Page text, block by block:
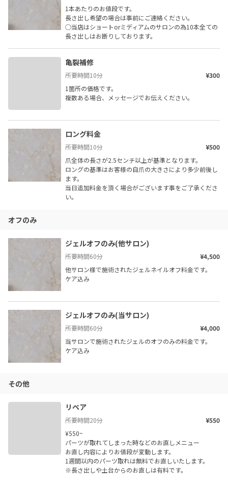
1本あたりのお値段です。
長さ出し希望の場合は事前にご連絡ください。
○当店はショートorミディアムのサロンの為10本全ての
長さ出しはお断りしております。
亀裂補修
所要時間10分
¥300
1箇所の価格です。
複数ある場合、メッセージでお伝えください。
ロング料金
所要時間10分
¥500
爪全体の長さが2.5センチ以上が基準となります。
ロングの基準はお客様の自爪の大きさにより多少前後し
ます。
当日追加料金を頂く場合がございます事をご了承くださ
い。
オフのみ
ジェルオフのみ(他サロン)
所要時間60分
¥4,500
他サロン様で施術されたジェルネイルオフ料金です。
ケア込み
ジェルオフのみ(当サロン)
所要時間60分
¥4,000
当サロンで施術されたジェルのオフのみの料金です。
ケア込み
その他
リペア
所要時間20分
¥550
¥550~
パーツが取れてしまった時などのお直しメニュー
お直し内容によりお値段が変動します。
1週間以内のパーツ取れは無料でお直しいたします。
※長さ出しや土台からのお直しは有料です。